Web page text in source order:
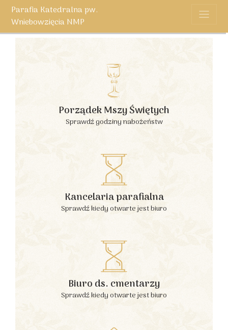
Parafia Katedralna pw.
Wniebowzięcia NMP
Porządek Mszy Świętych
Sprawdź godziny nabożeństw
Kancelaria parafialna
Sprawdź kiedy otwarte jest biuro
Biuro ds. cmentarzy
Sprawdź kiedy otwarte jest biuro